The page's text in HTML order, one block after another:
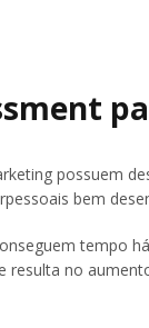
possuem
bem
tempo
resulta no